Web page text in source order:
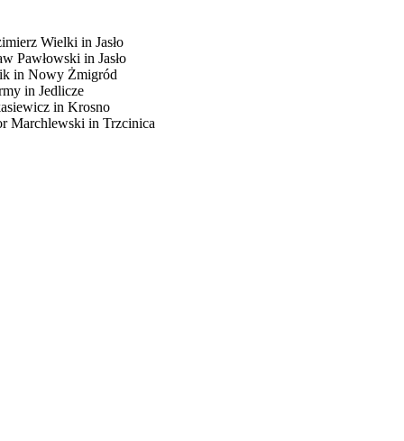
Wielki in Jasło
Pawłowski in Jasło
in Nowy Żmigród
in Jedlicze
in Krosno
Marchlewski in Trzcinica